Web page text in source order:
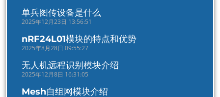
单兵图传设备是什么
2025年12月23日 13:56:51
nRF24L01模块的特点和优势
2025年8月28日 09:55:27
无人机远程识别模块介绍
2025年12月8日 16:31:05
Mesh自组网模块介绍